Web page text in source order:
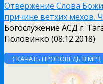
Отвержение Слова
причине ветхих мехов.
Богослужение АСД г.
Половинко (08.12.2018)
СКАЧАТЬ ПРОПОВЕДЬ В MP3